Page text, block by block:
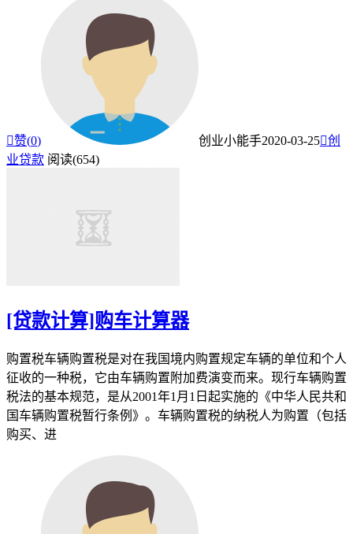
赞(0) 创业小能手2020-03-25创
业贷款 阅读(654)
[贷款计算]购车计算器
购置税车辆购置税是对在我国境内购置规定车辆的单位和个人
征收的一种税，它由车辆购置附加费演变而来。现行车辆购置
税法的基本规范，是从2001年1月1日起实施的《中华人民共和
国车辆购置税暂行条例》。车辆购置税的纳税人为购置（包括
购买、进